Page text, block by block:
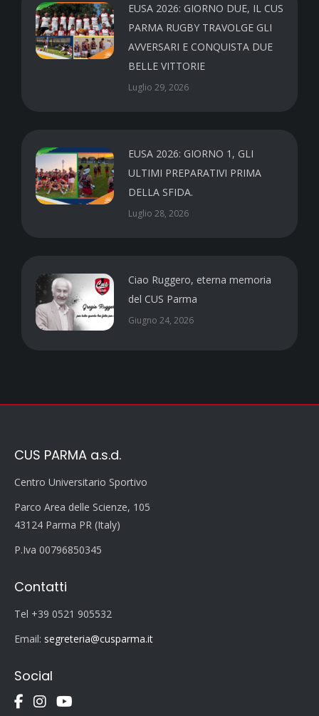
EUSA 2026: GIORNO DUE, IL CUS
PARMA RUGBY TRAVOLGE GLI
AVVERSARI E CONQUISTA DUE
BELLE VITTORIE
Luglio 29, 2026
EUSA 2026: GIORNO 1, GLI
ULTIMI PREPARATIVI PRIMA
DELLA SFIDA.
Luglio 28, 2026
Ciao Ruggero, eterna memoria
del CUS Parma
Giugno 24, 2026
CUS PARMA a.s.d.
Centro Universitario Sportivo
Parco Area delle Scienze, 105
43124 Parma PR (Italy)
P.Iva 00796850345
Contatti
Tel +39 0521 905532
Email: segreteria@cusparma.it
Social